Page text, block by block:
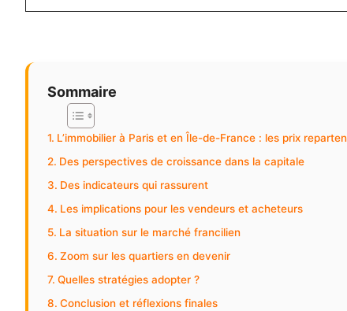
Sommaire
L’immobilier à Paris et en Île-de-France : les prix
Des perspectives de croissance dans la capitale
Des indicateurs qui rassurent
Les implications pour les vendeurs et acheteurs
La situation sur le marché francilien
Zoom sur les quartiers en devenir
Quelles stratégies adopter ?
Conclusion et réflexions finales